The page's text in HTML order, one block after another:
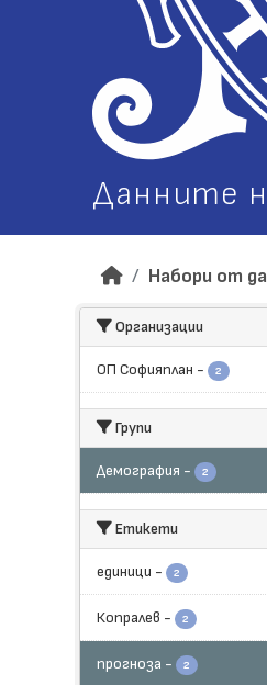
Данните
Набори от
Организации
ОП Софияплан - 2
Групи
Демография - 2
Етикети
единици - 2
Копралев - 2
прогноза - 2